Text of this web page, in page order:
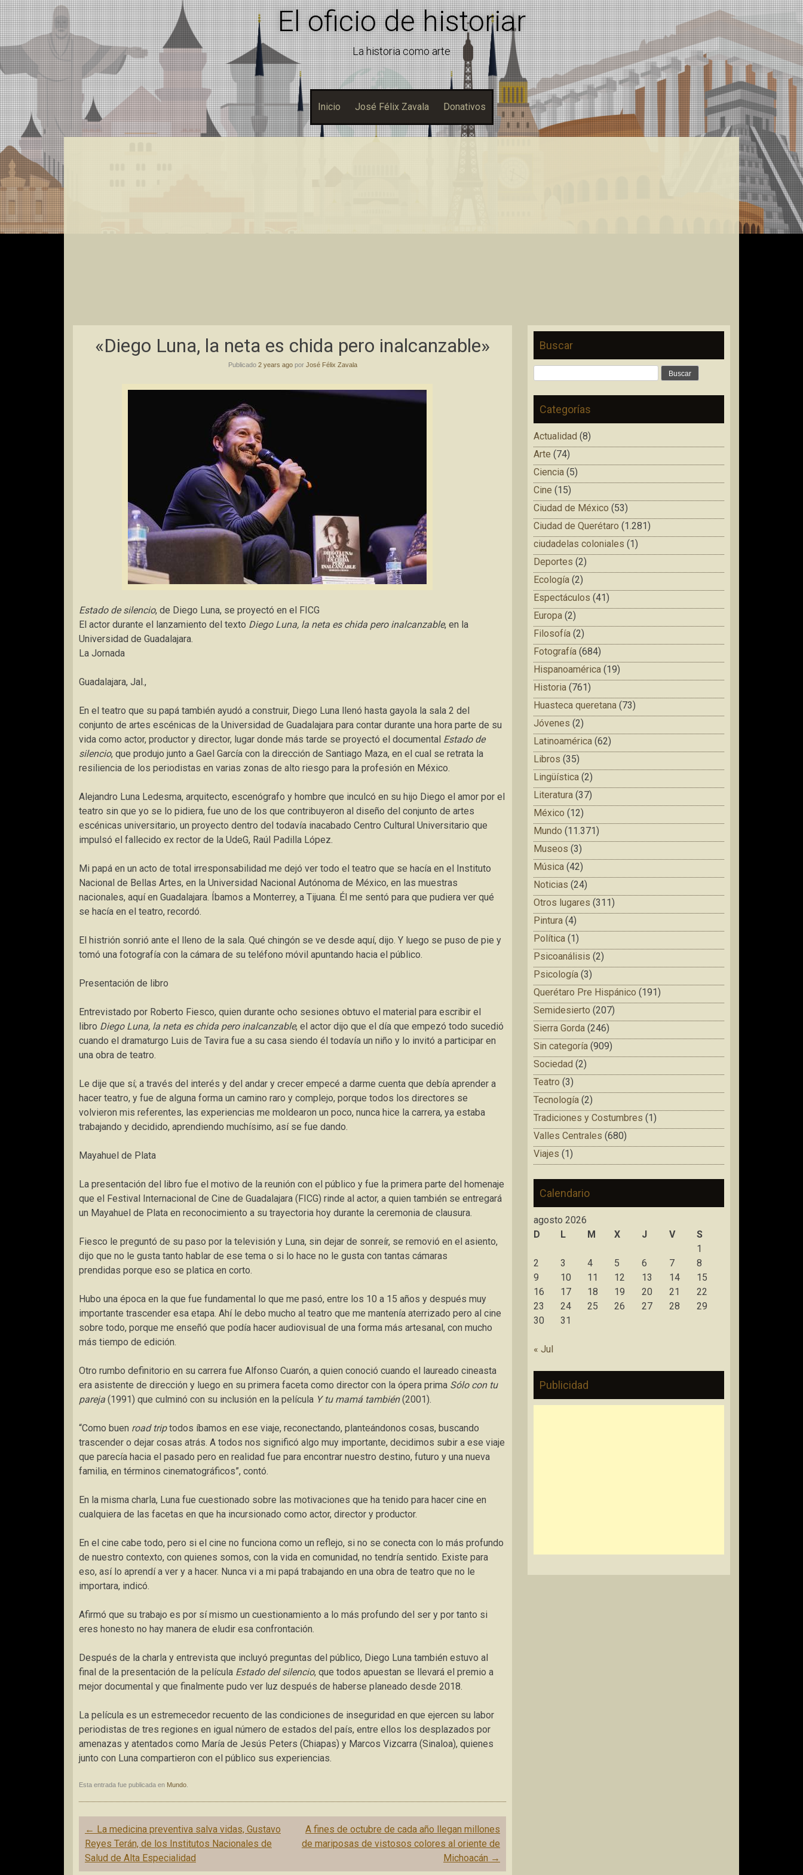
El oficio de historiar
La historia como arte
Inicio José Félix Zavala Donativos
«Diego Luna, la neta es chida pero inalcanzable»
Publicado 2 years agopor José Félix Zavala
Estado de silencio, de Diego Luna, se proyectó en el FICG
El actor durante el lanzamiento del texto Diego Luna, la neta es chida pero inalcanzable, en la
Universidad de Guadalajara.
La Jornada
Guadalajara, Jal.,
En el teatro que su papá también ayudó a construir, Diego Luna llenó hasta gayola la sala 2 del
conjunto de artes escénicas de la Universidad de Guadalajara para contar durante una hora parte de su
vida como actor, productor y director, lugar donde más tarde se proyectó el documental Estado de
silencio, que produjo junto a Gael García con la dirección de Santiago Maza, en el cual se retrata la
resiliencia de los periodistas en varias zonas de alto riesgo para la profesión en México.
Alejandro Luna Ledesma, arquitecto, escenógrafo y hombre que inculcó en su hijo Diego el amor por el
teatro sin que yo se lo pidiera, fue uno de los que contribuyeron al diseño del conjunto de artes
escénicas universitario, un proyecto dentro del todavía inacabado Centro Cultural Universitario que
impulsó el fallecido ex rector de la UdeG, Raúl Padilla López.
Mi papá en un acto de total irresponsabilidad me dejó ver todo el teatro que se hacía en el Instituto
Nacional de Bellas Artes, en la Universidad Nacional Autónoma de México, en las muestras
nacionales, aquí en Guadalajara. Íbamos a Monterrey, a Tijuana. Él me sentó para que pudiera ver qué
se hacía en el teatro, recordó.
El histrión sonrió ante el lleno de la sala. Qué chingón se ve desde aquí, dijo. Y luego se puso de pie y
tomó una fotografía con la cámara de su teléfono móvil apuntando hacia el público.
Presentación de libro
Entrevistado por Roberto Fiesco, quien durante ocho sesiones obtuvo el material para escribir el
libro Diego Luna, la neta es chida pero inalcanzable, el actor dijo que el día que empezó todo sucedió
cuando el dramaturgo Luis de Tavira fue a su casa siendo él todavía un niño y lo invitó a participar en
una obra de teatro.
Le dije que sí; a través del interés y del andar y crecer empecé a darme cuenta que debía aprender a
hacer teatro, y fue de alguna forma un camino raro y complejo, porque todos los directores se
volvieron mis referentes, las experiencias me moldearon un poco, nunca hice la carrera, ya estaba
trabajando y decidido, aprendiendo muchísimo, así se fue dando.
Mayahuel de Plata
La presentación del libro fue el motivo de la reunión con el público y fue la primera parte del homenaje
que el Festival Internacional de Cine de Guadalajara (FICG) rinde al actor, a quien también se entregará
un Mayahuel de Plata en reconocimiento a su trayectoria hoy durante la ceremonia de clausura.
Fiesco le preguntó de su paso por la televisión y Luna, sin dejar de sonreír, se removió en el asiento,
dijo que no le gusta tanto hablar de ese tema o si lo hace no le gusta con tantas cámaras
prendidas porque eso se platica en corto.
Hubo una época en la que fue fundamental lo que me pasó, entre los 10 a 15 años y después muy
importante trascender esa etapa. Ahí le debo mucho al teatro que me mantenía aterrizado pero al cine
sobre todo, porque me enseñó que podía hacer audiovisual de una forma más artesanal, con mucho
más tiempo de edición.
Otro rumbo definitorio en su carrera fue Alfonso Cuarón, a quien conoció cuando el laureado cineasta
era asistente de dirección y luego en su primera faceta como director con la ópera prima Sólo con tu
pareja (1991) que culminó con su inclusión en la película Y tu mamá también(2001).
“Como buen road triptodos íbamos en ese viaje, reconectando, planteándonos cosas, buscando
trascender o dejar cosas atrás. A todos nos significó algo muy importante, decidimos subir a ese viaje
que parecía hacia el pasado pero en realidad fue para encontrar nuestro destino, futuro y una nueva
familia, en términos cinematográficos”, contó.
En la misma charla, Luna fue cuestionado sobre las motivaciones que ha tenido para hacer cine en
cualquiera de las facetas en que ha incursionado como actor, director y productor.
En el cine cabe todo, pero si el cine no funciona como un reflejo, si no se conecta con lo más profundo
de nuestro contexto, con quienes somos, con la vida en comunidad, no tendría sentido. Existe para
eso, así lo aprendí a ver y a hacer. Nunca vi a mi papá trabajando en una obra de teatro que no le
importara, indicó.
Afirmó que su trabajo es por sí mismo un cuestionamiento a lo más profundo del ser y por tanto si
eres honesto no hay manera de eludir esa confrontación.
Después de la charla y entrevista que incluyó preguntas del público, Diego Luna también estuvo al
final de la presentación de la película Estado del silencio, que todos apuestan se llevará el premio a
mejor documental y que finalmente pudo ver luz después de haberse planeado desde 2018.
La película es un estremecedor recuento de las condiciones de inseguridad en que ejercen su labor
periodistas de tres regiones en igual número de estados del país, entre ellos los desplazados por
amenazas y atentados como María de Jesús Peters (Chiapas) y Marcos Vizcarra (Sinaloa), quienes
junto con Luna compartieron con el público sus experiencias.
Esta entrada fue publicada en Mundo
Navegación
de
entradas
← La medicina preventiva salva vidas, Gustavo
Reyes Terán, de los Institutos Nacionales de
Salud de Alta Especialidad
A fines de octubre de cada año llegan millones
de mariposas de vistosos colores al oriente de
Michoacán →
Buscar
Categorías
Actualidad (8)
Arte (74)
Ciencia (5)
Cine (15)
Ciudad de México (53)
Ciudad de Querétaro (1.281)
ciudadelas coloniales (1)
Deportes (2)
Ecología (2)
Espectáculos (41)
Europa (2)
Filosofía (2)
Fotografía (684)
Hispanoamérica (19)
Historia (761)
Huasteca queretana (73)
Jóvenes (2)
Latinoamérica (62)
Libros (35)
Lingüística (2)
Literatura (37)
México (12)
Mundo (11.371)
Museos (3)
Música (42)
Noticias (24)
Otros lugares (311)
Pintura (4)
Política (1)
Psicoanálisis (2)
Psicología (3)
Querétaro Pre Hispánico (191)
Semidesierto (207)
Sierra Gorda (246)
Sin categoría (909)
Sociedad (2)
Teatro (3)
Tecnología (2)
Tradiciones y Costumbres (1)
Valles Centrales (680)
Viajes (1)
Calendario
agosto 2026
D
L M X J V
S
1
2
3 4 5 6 7
8
9
10 11 12 13 14
15
16
17 18 19 20 21
22
23
24 25 26 27 28
29
30
31
« Jul
Publicidad